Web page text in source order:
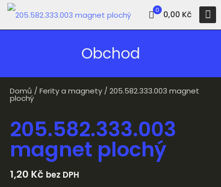
0 0,00 Kč
Obchod
Domů / Ferity a magnety / 205.582.333.003 magnet
plochý
205.582.333.003
magnet plochý
1,20 Kč bez DPH